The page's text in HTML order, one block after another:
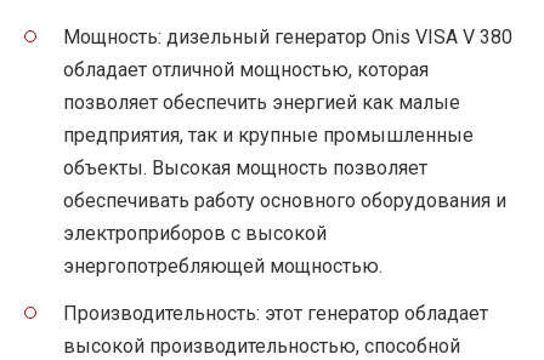
Мощность: дизельный генератор Onis VISA V 380
обладает отличной мощностью, которая
позволяет обеспечить энергией как малые
предприятия, так и крупные промышленные
объекты. Высокая мощность позволяет
обеспечивать работу основного оборудования и
электроприборов с высокой
энергопотребляющей мощностью.
Производительность: этот генератор обладает
высокой производительностью, способной